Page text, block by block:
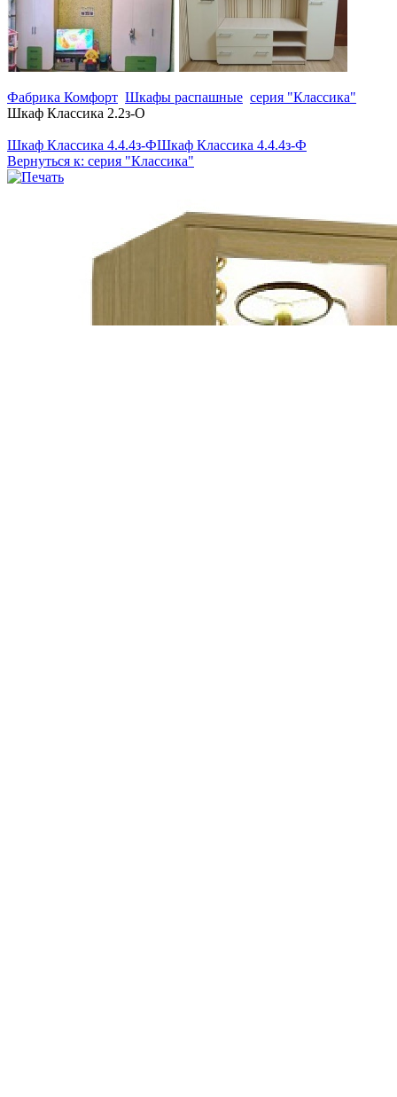
Фабрика Комфорт Шкафы распашные серия "Классика"
Шкаф Классика 2.2з-О
Шкаф Классика 4.4.4з-ФШкаф Классика 4.4.4з-Ф
Вернуться к: серия "Классика"